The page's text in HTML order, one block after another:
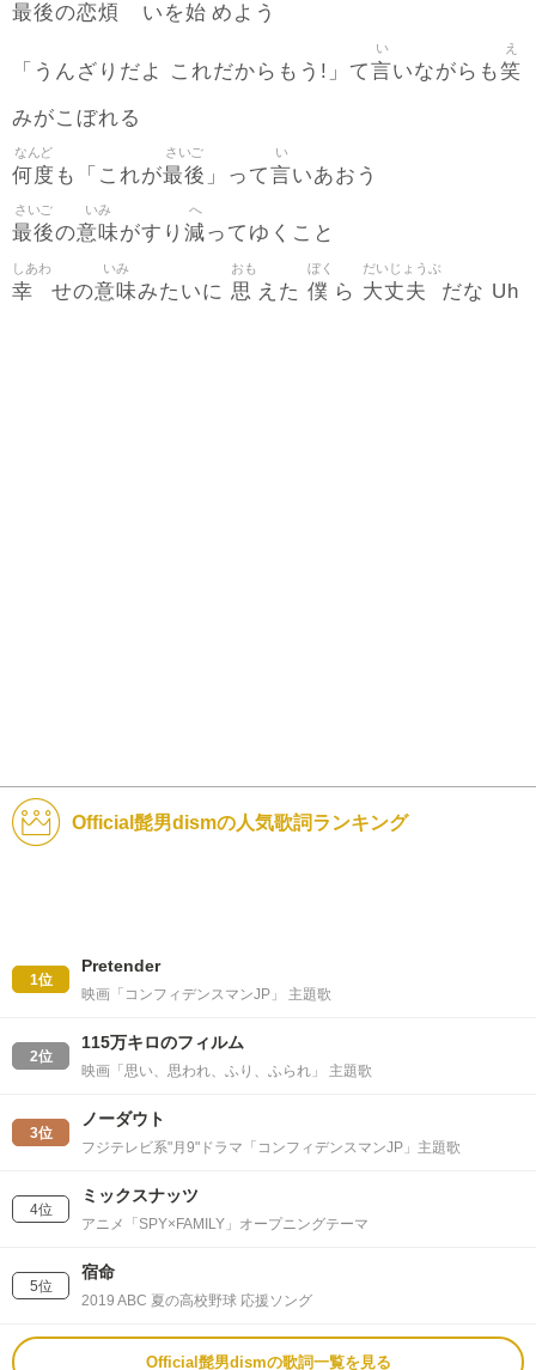
最後の恋煩 いを始 めよう
「うんざりだよ これだからもう!」て言
い
いながらも笑
え
みがこぼれる
何度
なんど
も「これが最後
さいご
」って言
い
いあおう
最後
さいご
の意味
いみ
がすり 減
へ
ってゆくこと
幸
しあわ
せの意味
いみ
みたいに 思
おも
えた 僕
ぼく
ら 大丈夫
だいじょうぶ
だな Uh
Official髭男dismの人気歌詞ランキング
1位
Pretender
映画「コンフィデンスマンJP」 主題歌
2位
115万キロのフィルム
映画「思い、思われ、ふり、ふられ」 主題歌
3位
ノーダウト
フジテレビ系"月9"ドラマ「コンフィデンスマンJP」主題歌
4位
ミックスナッツ
アニメ「SPY×FAMILY」オープニングテーマ
5位
宿命
2019 ABC 夏の高校野球 応援ソング
Official髭男dismの歌詞一覧を見る